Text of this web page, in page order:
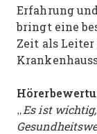
Erfahrung
bringt eine
Zeit als Leiter
„Es ist